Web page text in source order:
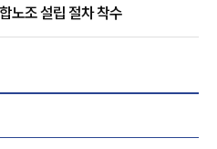
노조 설립 절차 착수